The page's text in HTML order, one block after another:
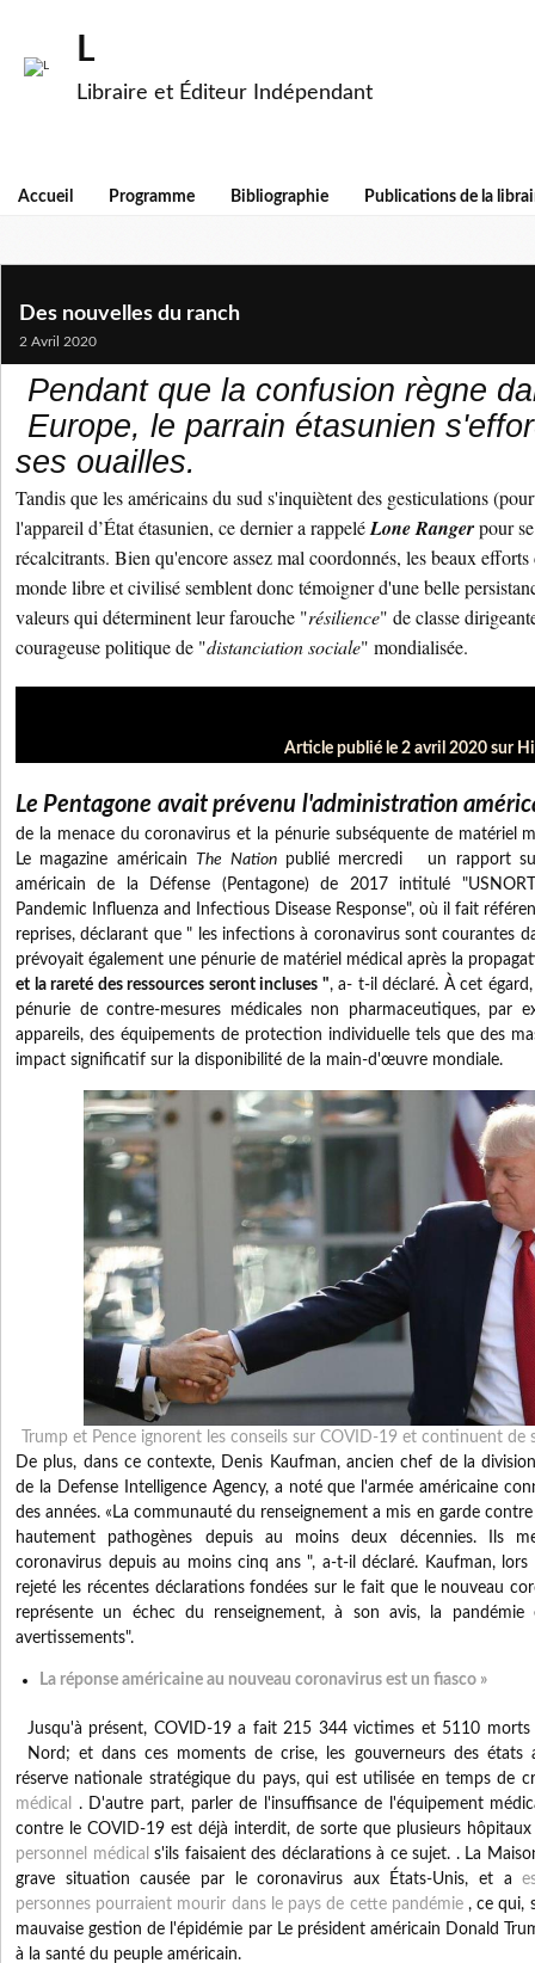
L
Libraire et Éditeur Indépendant
Accueil Programme Bibliographie Publications de la
Des nouvelles du ranch
2 Avril 2020
Pendant que la confusion règne
Europe, le parrain étasunien
ses ouailles.
Tandis que les américains du sud s'inquiètent des gesticulations
l'appareil d’État étasunien, ce dernier a rappeléLone Rangerpour
récalcitrants. Bien qu'encore assez mal coordonnés, les beaux
monde libre et civilisé semblent donc témoigner d'une belle
valeurs qui déterminent leur farouche "résilience" de classe
courageuse politique de "distanciation sociale" mondialisée.
Article publié le 2 avril 2020 sur
Le Pentagone avait prévenu l'administration
de la menace du coronavirus et la pénurie subséquente de matériel
Le magazine américain
The Nationpublié mercredi
un rapport
américain de la Défense (Pentagone) de 2017 intitulé
Pandemic Influenza and Infectious Disease Response", où il fait
reprises, déclarant que " les infections à coronavirus sont courantes
prévoyait également une pénurie de matériel médical après la
et la rareté des ressources seront incluses ", a- t-il déclaré. À cet
pénurie de contre-mesures médicales non pharmaceutiques, par
appareils, des équipements de protection individuelle tels que des
impact significatif sur la disponibilité de la main-d'œuvre mondiale.
Trump et Pence ignorent les conseils sur COVID-19 et continuent de
De plus, dans ce contexte, Denis Kaufman, ancien chef de la
de la Defense Intelligence Agency, a noté que l'armée américaine
des années. «La communauté du renseignement a mis en garde
hautement pathogènes depuis au moins deux décennies.
Ils
coronavirus depuis au moins cinq ans ", a-t-il déclaré. Kaufman, lors
rejeté les récentes déclarations fondées sur le fait que le nouveau
représente un échec du renseignement, à son avis, la
avertissements".
La réponse américaine au nouveau coronavirus est un fiasco »
Jusqu'à présent, COVID-19 a fait 215 344 victimes et 5110 morts
Nord; et dans ces moments de crise, les gouverneurs des états
réserve nationale stratégique du pays, qui est utilisée en temps de
médical
.D'autre part, parler de l'insuffisance de l'équipement
contre le COVID-19 est déjà interdit, de sorte que plusieurs
personnel médical s'ils faisaient des déclarations à ce sujet. .La
grave situation causée par le coronavirus aux États-Unis, et a
personnes pourraient mourir dans le pays de cette pandémie , ce qui,
mauvaise gestion de l'épidémie par Le président américain Donald
à la santé du peuple américain.